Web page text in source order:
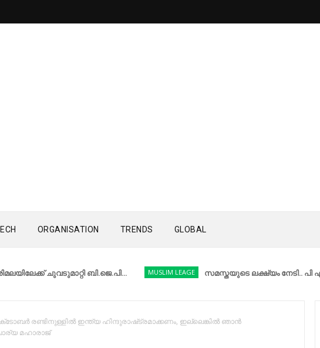
ORGANISATION TRENDS GLOBAL
ബി.ജെ.പി... MUSLIM LEAGE സമസ്തയുടെ ലക്ഷ്യം നേടി.. പി എം എ
രണ്ടിനുള്ളിൽ ഇന്ത്യ ഹിന്ദുരാഷ്​ട്രമാക്കണം, ഇല്ലെങ്കിൽ ഞാൻ
മഹാരാജ്​